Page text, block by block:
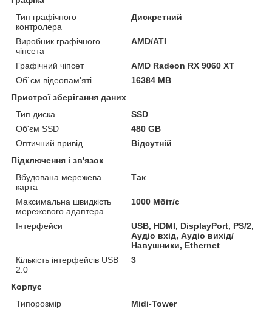
Тип графічного
контролера
Дискретний
Виробник графічного
чіпсета
AMD/ATI
Графічний чіпсет
AMD Radeon RX 9060 XT
Об`єм відеопам'яті
16384 MB
Пристрої зберігання даних
Тип диска
SSD
Об'єм SSD
480 GB
Оптичний привід
Відсутній
Підключення і зв'язок
Вбудована мережева
карта
Так
Максимальна швидкість
мережевого адаптера
1000 Мбіт/с
Інтерфейси
USB, HDMI, DisplayPort, PS/2,
Аудіо вхід, Аудіо вихід/
Навушники, Ethernet
Кількість інтерфейсів USB
2.0
3
Корпус
Типорозмір
Midi-Tower